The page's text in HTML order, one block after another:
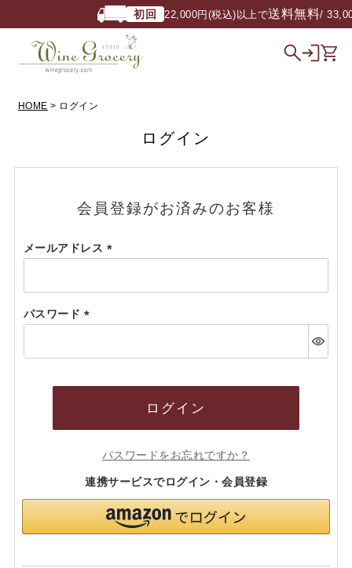
初回 22,000円(税込)以上で送料無料/
HOME ログイン
ログイン
会員登録がお済みのお客様
メールアドレス
須)
パスワード
須)
ログイン
パスワードをお忘れですか？
連携サービスでログイン・会員登録